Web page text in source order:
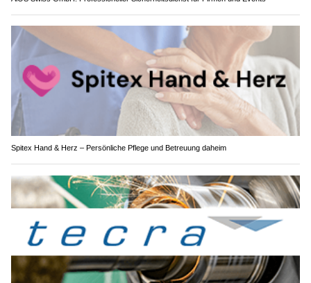
Spitex Hand & Herz – Persönliche Pflege und Betreuung daheim